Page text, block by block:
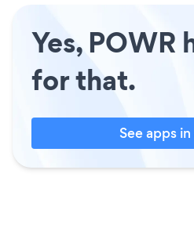
Yes, POWR
for that.
See apps